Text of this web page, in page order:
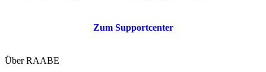
Zum Supportcenter
Über RAABE